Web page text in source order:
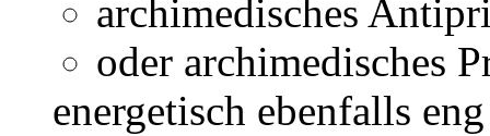
archimedisches
oder archimedisches
energetisch ebenfalls